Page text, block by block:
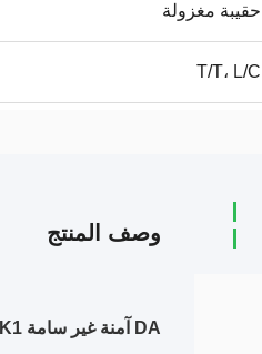
حقيبة مغزولة
T/T، L/C
وصف المنتج
DA آمنة غير سامة K1 ميكرو فلتر MBBR بمور مفاعل 100% البولي إيثيلين العذراء